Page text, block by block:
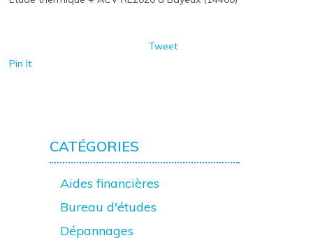
Tweet
Pin It
CATÉGORIES
Aides financières
Bureau d'études
Dépannages